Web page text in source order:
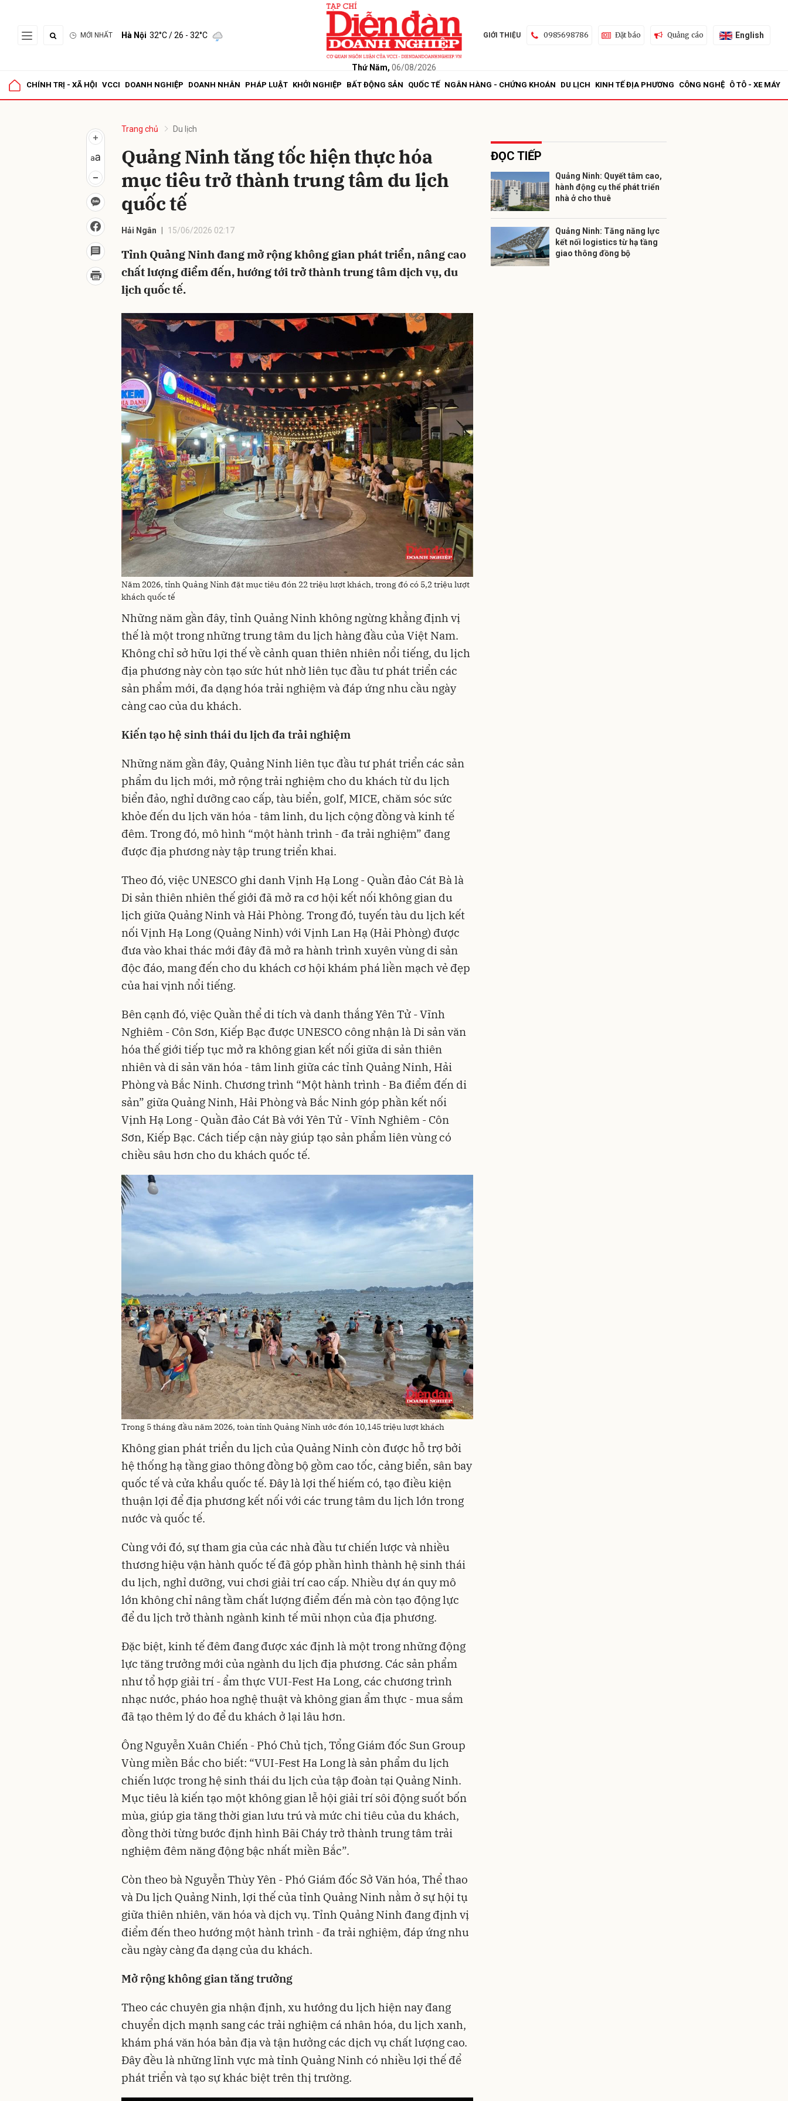
MỚI NHẤT Hà Nội 32°C/ 26 - 32°C
Thứ Năm, 06/08/2026
GIỚI THIỆU 0985698786 Đặt báo Quảng cáo English
CHÍNH TRỊ - XÃ HỘI VCCI DOANH NGHIỆP DOANH NHÂN PHÁP LUẬT KHỞI NGHIỆP BẤT ĐỘNG SẢN QUỐC TẾ NGÂN HÀNG - CHỨNG KHOÁN DU LỊCH KINH TẾ ĐỊA PHƯƠNG CÔNG NGHỆ Ô TÔ - XE MÁY
Trang chủ Du lịch
Quảng Ninh tăng tốc hiện thực hóa
mục tiêu trở thành trung tâm du lịch
quốc tế
Hải Ngân 15/06/2026 02:17
Tỉnh Quảng Ninh đang mở rộng không gian phát triển, nâng cao
chất lượng điểm đến, hướng tới trở thành trung tâm dịch vụ, du
lịch quốc tế.
Năm 2026, tỉnh Quảng Ninh đặt mục tiêu đón 22 triệu lượt khách, trong đó có 5,2 triệu lượt
khách quốc tế
Những năm gần đây, tỉnh Quảng Ninh không ngừng khẳng định vị
thế là một trong những trung tâm du lịch hàng đầu của Việt Nam.
Không chỉ sở hữu lợi thế về cảnh quan thiên nhiên nổi tiếng, du lịch
địa phương này còn tạo sức hút nhờ liên tục đầu tư phát triển các
sản phẩm mới, đa dạng hóa trải nghiệm và đáp ứng nhu cầu ngày
càng cao của du khách.
Kiến tạo hệ sinh thái du lịch đa trải nghiệm
Những năm gần đây, Quảng Ninh liên tục đầu tư phát triển các sản
phẩm du lịch mới, mở rộng trải nghiệm cho du khách từ du lịch
biển đảo, nghỉ dưỡng cao cấp, tàu biển, golf, MICE, chăm sóc sức
khỏe đến du lịch văn hóa - tâm linh, du lịch cộng đồng và kinh tế
đêm. Trong đó, mô hình “một hành trình - đa trải nghiệm” đang
được địa phương này tập trung triển khai.
Theo đó, việc UNESCO ghi danh Vịnh Hạ Long - Quần đảo Cát Bà là
Di sản thiên nhiên thế giới đã mở ra cơ hội kết nối không gian du
lịch giữa Quảng Ninh và Hải Phòng. Trong đó, tuyến tàu du lịch kết
nối Vịnh Hạ Long (Quảng Ninh) với Vịnh Lan Hạ (Hải Phòng) được
đưa vào khai thác mới đây đã mở ra hành trình xuyên vùng di sản
độc đáo, mang đến cho du khách cơ hội khám phá liền mạch vẻ đẹp
của hai vịnh nổi tiếng.
Bên cạnh đó, việc Quần thể di tích và danh thắng Yên Tử - Vĩnh
Nghiêm - Côn Sơn, Kiếp Bạc được UNESCO công nhận là Di sản văn
hóa thế giới tiếp tục mở ra không gian kết nối giữa di sản thiên
nhiên và di sản văn hóa - tâm linh giữa các tỉnh Quảng Ninh, Hải
Phòng và Bắc Ninh. Chương trình “Một hành trình - Ba điểm đến di
sản” giữa Quảng Ninh, Hải Phòng và Bắc Ninh góp phần kết nối
Vịnh Hạ Long - Quần đảo Cát Bà với Yên Tử - Vĩnh Nghiêm - Côn
Sơn, Kiếp Bạc. Cách tiếp cận này giúp tạo sản phẩm liên vùng có
chiều sâu hơn cho du khách quốc tế.
Trong 5 tháng đầu năm 2026, toàn tỉnh Quảng Ninh ước đón 10,145 triệu lượt khách
Không gian phát triển du lịch của Quảng Ninh còn được hỗ trợ bởi
hệ thống hạ tầng giao thông đồng bộ gồm cao tốc, cảng biển, sân bay
quốc tế và cửa khẩu quốc tế. Đây là lợi thế hiếm có, tạo điều kiện
thuận lợi để địa phương kết nối với các trung tâm du lịch lớn trong
nước và quốc tế.
Cùng với đó, sự tham gia của các nhà đầu tư chiến lược và nhiều
thương hiệu vận hành quốc tế đã góp phần hình thành hệ sinh thái
du lịch, nghỉ dưỡng, vui chơi giải trí cao cấp. Nhiều dự án quy mô
lớn không chỉ nâng tầm chất lượng điểm đến mà còn tạo động lực
để du lịch trở thành ngành kinh tế mũi nhọn của địa phương.
Đặc biệt, kinh tế đêm đang được xác định là một trong những động
lực tăng trưởng mới của ngành du lịch địa phương. Các sản phẩm
như tổ hợp giải trí - ẩm thực VUI-Fest Ha Long, các chương trình
nhạc nước, pháo hoa nghệ thuật và không gian ẩm thực - mua sắm
đã tạo thêm lý do để du khách ở lại lâu hơn.
Ông Nguyễn Xuân Chiến - Phó Chủ tịch, Tổng Giám đốc Sun Group
Vùng miền Bắc cho biết: “VUI-Fest Ha Long là sản phẩm du lịch
chiến lược trong hệ sinh thái du lịch của tập đoàn tại Quảng Ninh.
Mục tiêu là kiến tạo một không gian lễ hội giải trí sôi động suốt bốn
mùa, giúp gia tăng thời gian lưu trú và mức chi tiêu của du khách,
đồng thời từng bước định hình Bãi Cháy trở thành trung tâm trải
nghiệm đêm năng động bậc nhất miền Bắc”.
Còn theo bà Nguyễn Thùy Yên - Phó Giám đốc Sở Văn hóa, Thể thao
và Du lịch Quảng Ninh, lợi thế của tỉnh Quảng Ninh nằm ở sự hội tụ
giữa thiên nhiên, văn hóa và dịch vụ. Tỉnh Quảng Ninh đang định vị
điểm đến theo hướng một hành trình - đa trải nghiệm, đáp ứng nhu
cầu ngày càng đa dạng của du khách.
Mở rộng không gian tăng trưởng
Theo các chuyên gia nhận định, xu hướng du lịch hiện nay đang
chuyển dịch mạnh sang các trải nghiệm cá nhân hóa, du lịch xanh,
khám phá văn hóa bản địa và tận hưởng các dịch vụ chất lượng cao.
Đây đều là những lĩnh vực mà tỉnh Quảng Ninh có nhiều lợi thế để
phát triển và tạo sự khác biệt trên thị trường.
ĐỌC TIẾP
Quảng Ninh: Quyết tâm cao,
hành động cụ thể phát triển
nhà ở cho thuê
Quảng Ninh: Tăng năng lực
kết nối logistics từ hạ tầng
giao thông đồng bộ
Gửi